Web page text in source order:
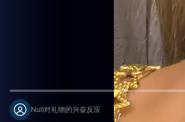
Null对礼物的兴奋反应